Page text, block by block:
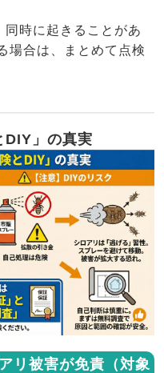
同時に起きることがあ
場合は、まとめて点検
DIY」の真実
リ被害が免責（対象